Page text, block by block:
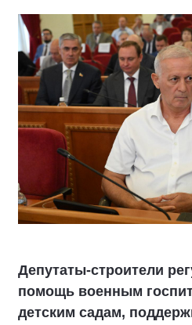
Депутаты-строители
помощь военным
детским садам,